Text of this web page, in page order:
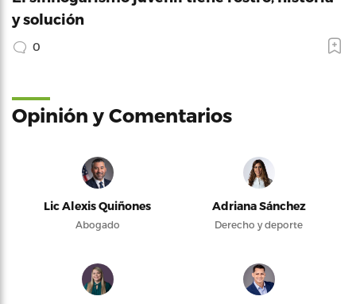
y solución
0
Opinión y Comentarios
Lic Alexis Quiñones
Abogado
Adriana Sánchez
Derecho y deporte